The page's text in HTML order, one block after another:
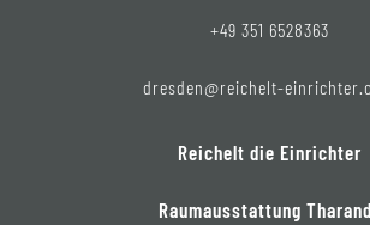
+49 351 6528363
dresden@reichelt-
Reichelt die Einrichter
Raumausstattung